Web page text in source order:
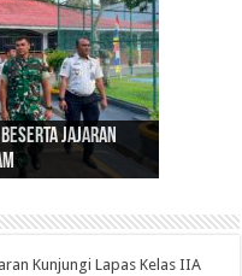
Beserta Jajaran
DPD RI di Polda
Narkotika
Cermat Sarana
Generasi
Merah Putih
Masyarakat
Berkelas
Kunjungi Lapas Kelas IIA